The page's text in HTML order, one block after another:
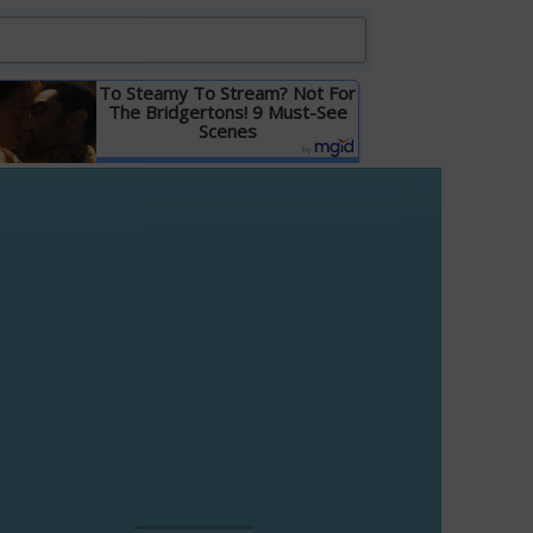
To Steamy To Stream? Not For
The Bridgertons! 9 Must-See
Scenes
Детальніше